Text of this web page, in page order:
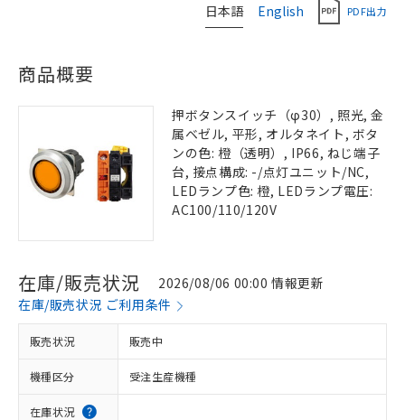
日本語 English PDF出力
商品概要
押ボタンスイッチ（φ30）, 照光, 金
属ベゼル, 平形, オルタネイト, ボタ
ンの色: 橙（透明）, IP66, ねじ端子
台, 接点構成: -/点灯ユニット/NC,
LEDランプ色: 橙, LEDランプ電圧:
AC100/110/120V
在庫/販売状況
2026/08/06 00:00 情報更新
在庫/販売状況 ご利用条件
販売状況 販売中
機種区分 受注生産機種
在庫状況